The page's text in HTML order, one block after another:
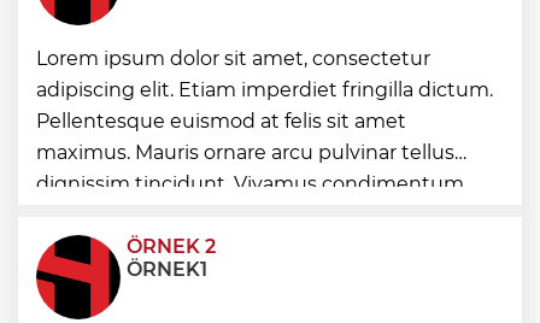
Trabzonspor'a büyük destek
Eskişehir'de kırsal mahallelere yeni su
depoları
Lorem ipsum dolor sit amet, consectetur
adipiscing elit. Etiam imperdiet fringilla dictum.
Pellentesque euismod at felis sit amet
maximus. Mauris ornare arcu pulvinar tellus
dignissim tincidunt. Vivamus condimentum
condimentum eros et, faucibus sapien. Praese
ÖRNEK 2
ÖRNEK1